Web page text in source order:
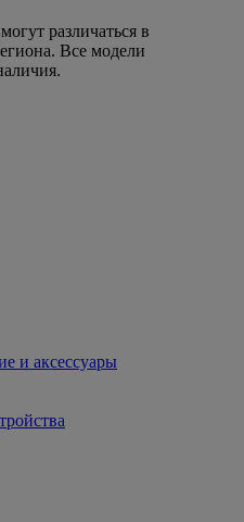
различаться в
Все модели
и аксессуары